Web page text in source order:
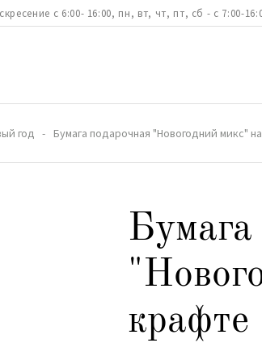
с 6:00- 16:00, пн, вт, чт, пт, сб - с 7:00-
год Бумага подарочная "Новогодний микс"
Бумага